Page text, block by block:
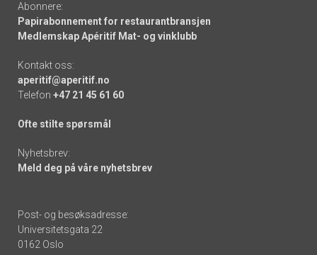
Abonnere:
Papirabonnement for restaurantbransjen
Medlemskap Apéritif Mat- og vinklubb
Kontakt oss:
aperitif@aperitif.no
Telefon +47 21 45 61 60
Ofte stilte spørsmål
Nyhetsbrev:
Meld deg på våre nyhetsbrev
Post- og besøksadresse:
Universitetsgata 22
0162 Oslo